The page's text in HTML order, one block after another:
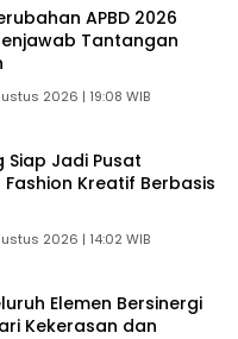
APBD 2026
Tantangan
2026 | 19:08 WIB
Siap Jadi Pusat
Kreatif Berbasis
2026 | 14:02 WIB
Elemen Bersinergi
Kekerasan dan